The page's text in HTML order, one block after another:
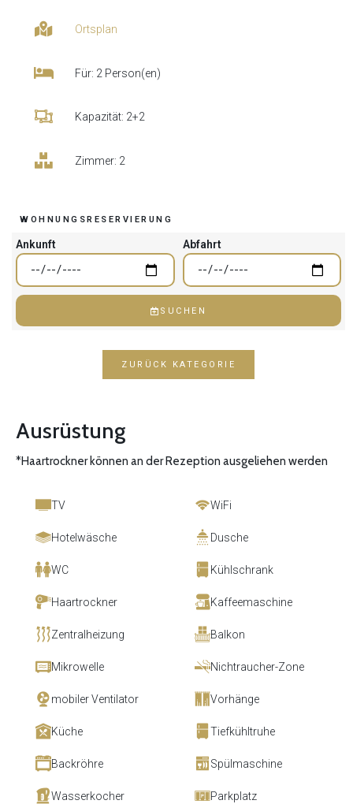
Ortsplan
Für: 2 Person(en)
Kapazität: 2+2
Zimmer: 2
WOHNUNGSRESERVIERUNG
Ankunft Abfahrt
SUCHEN
ZURÜCK KATEGORIE
Ausrüstung
*Haartrockner können an der Rezeption ausgeliehen werden
TV WiFi
Hotelwäsche Dusche
WC Kühlschrank
Haartrockner Kaffeemaschine
Zentralheizung Balkon
Mikrowelle Nichtraucher-Zone
mobiler Ventilator Vorhänge
Küche Tiefkühltruhe
Backröhre Spülmaschine
Wasserkocher Parkplatz